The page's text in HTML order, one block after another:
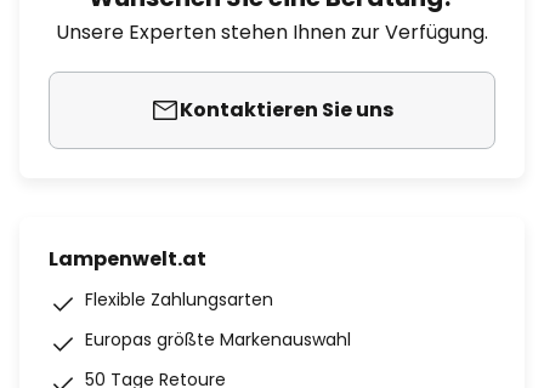
Unsere Experten stehen Ihnen zur Verfügung.
Kontaktieren Sie uns
Lampenwelt.at
Flexible Zahlungsarten
Europas größte Markenauswahl
50 Tage Retoure